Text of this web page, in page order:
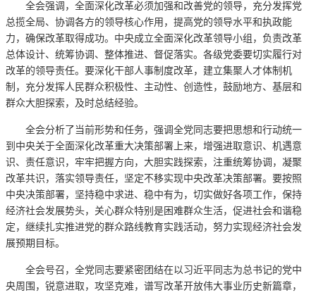
全会强调，全面深化改革必须加强和改善党的领导，充分发挥党
总揽全局、协调各方的领导核心作用，提高党的领导水平和执政能
力，确保改革取得成功。中央成立全面深化改革领导小组，负责改革
总体设计、统筹协调、整体推进、督促落实。各级党委要切实履行对
改革的领导责任。要深化干部人事制度改革，建立集聚人才体制机
制，充分发挥人民群众积极性、主动性、创造性，鼓励地方、基层和
群众大胆探索，及时总结经验。
全会分析了当前形势和任务，强调全党同志要把思想和行动统一
到中央关于全面深化改革重大决策部署上来，增强进取意识、机遇意
识、责任意识，牢牢把握方向，大胆实践探索，注重统筹协调，凝聚
改革共识，落实领导责任，坚定不移实现中央改革决策部署。要按照
中央决策部署，坚持稳中求进、稳中有为，切实做好各项工作，保持
经济社会发展势头，关心群众特别是困难群众生活，促进社会和谐稳
定，继续扎实推进党的群众路线教育实践活动，努力实现经济社会发
展预期目标。
全会号召，全党同志要紧密团结在以习近平同志为总书记的党中
央周围，锐意进取，攻坚克难，谱写改革开放伟大事业历史新篇章，